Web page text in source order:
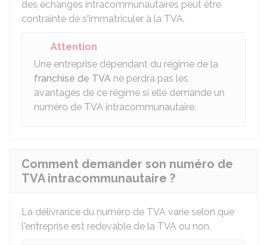
des échanges intracommunautaires peut être
contrainte de s'immatriculer à la TVA.
Attention
Une entreprise dépendant du régime de la
franchise de TVA ne perdra pas les
avantages de ce régime si elle demande un
numéro de TVA intracommunautaire.
Comment demander son numéro de
TVA intracommunautaire ?
La délivrance du numéro de TVA varie selon que
l'entreprise est redevable de la TVA ou non.